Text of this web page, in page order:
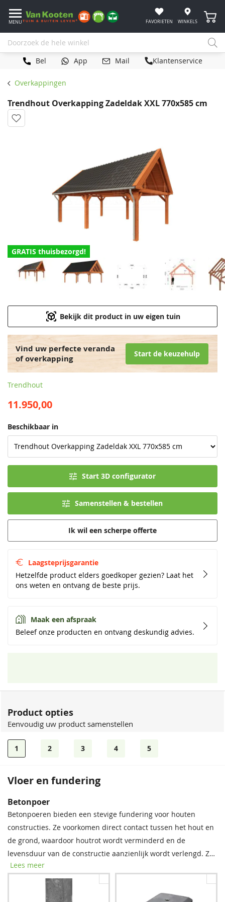
MENU FAVORIETEN WINKELS
Bel App Mail Klantenservice
Overkappingen
Trendhout Overkapping Zadeldak XXL 770x585 cm
GRATIS thuisbezorgd!
Bekijk dit product in uw eigen tuin
Vind uw perfecte veranda
of overkapping
Start de keuzehulp
Trendhout
11.950,00
Beschikbaar in
Start 3D configurator
Laagsteprijsgarantie
Hetzelfde product elders goedkoper gezien? Laat het
ons weten en ontvang de beste prijs.
Maak een afspraak
Beleef onze producten en ontvang deskundig advies.
Samenstellen & bestellen
Ik wil een scherpe offerte
Product opties
Eenvoudig uw product samenstellen
1 2 3 4 5
Vloer en fundering
Tegen meerprijs kunt u bij dit product dakshingles bestellen.
Deze bitumen dakbedekking is uitermate geschikt voor het
waterdicht afwerken van uw (hellende) dak, om zo de
levensduur van uw tuinverblijf te verlengen.
Betonpoer
Betonpoeren bieden een stevige fundering voor houten
constructies. Ze voorkomen direct contact tussen het hout en
de grond, waardoor houtrot wordt verminderd en de
levensduur van de constructie aanzienlijk wordt verlengd. Zo
staat uw buitenverblijf stevig en blijft het langer mooi!
Lees meer